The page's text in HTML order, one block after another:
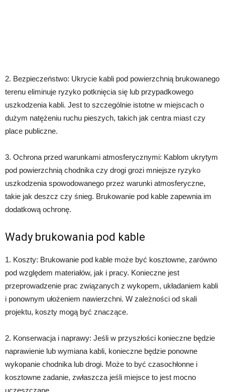
2. Bezpieczeństwo: Ukrycie kabli pod powierzchnią brukowanego
terenu eliminuje ryzyko potknięcia się lub przypadkowego
uszkodzenia kabli. Jest to szczególnie istotne w miejscach o
dużym natężeniu ruchu pieszych, takich jak centra miast czy
place publiczne.
3. Ochrona przed warunkami atmosferycznymi: Kablom ukrytym
pod powierzchnią chodnika czy drogi grozi mniejsze ryzyko
uszkodzenia spowodowanego przez warunki atmosferyczne,
takie jak deszcz czy śnieg. Brukowanie pod kable zapewnia im
dodatkową ochronę.
Wady brukowania pod kable
1. Koszty: Brukowanie pod kable może być kosztowne, zarówno
pod względem materiałów, jak i pracy. Konieczne jest
przeprowadzenie prac związanych z wykopem, układaniem kabli
i ponownym ułożeniem nawierzchni. W zależności od skali
projektu, koszty mogą być znaczące.
2. Konserwacja i naprawy: Jeśli w przyszłości konieczne będzie
naprawienie lub wymiana kabli, konieczne będzie ponowne
wykopanie chodnika lub drogi. Może to być czasochłonne i
kosztowne zadanie, zwłaszcza jeśli miejsce to jest mocno
uczęszczane.